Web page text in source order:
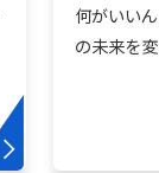
何がいい
の未来を